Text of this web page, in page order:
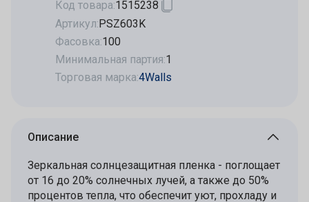
Код товара:1515238
Артикул:PSZ603K
Фасовка:100
Минимальная партия:1
Торговая марка:4Walls
Описание
Зеркальная солнцезащитная пленка - поглощает
от 16 до 20% солнечных лучей, а также до 50%
процентов тепла, что обеспечит уют, прохладу и